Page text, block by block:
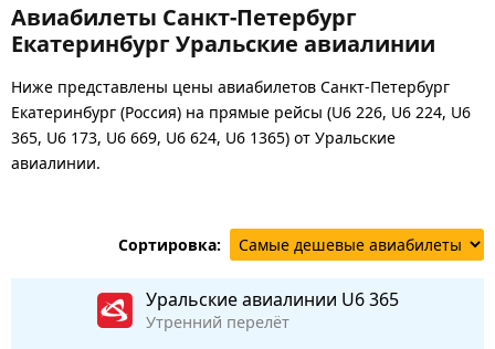
Авиабилеты Санкт-Петербург
Екатеринбург Уральские авиалинии
Ниже представлены цены авиабилетов Санкт-Петербург
Екатеринбург (Россия) на прямые рейсы (U6 226, U6 224, U6
365, U6 173, U6 669, U6 624, U6 1365) от Уральские
авиалинии.
Сортировка:
Уральские авиалинии U6 365
Утренний перелёт